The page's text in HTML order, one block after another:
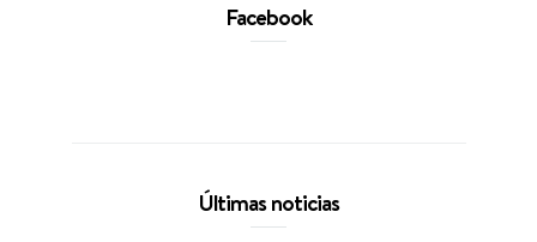
Facebook
Últimas noticias